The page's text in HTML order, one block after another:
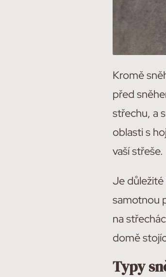
Kromě
před
střechu, a
oblasti s
vaší střeše.
Je důležité
samotnou
na
domě
Typy